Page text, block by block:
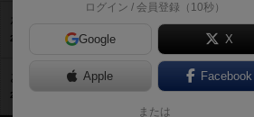
ボードゲームミニチュアペイント会
2022年11月1日 11時56分の投稿
お客様企画！ボードゲーム中古品フリー
2022年9月2日 13時26分の投稿
ログイン / 会員登録（10秒）
Google X
Apple Facebook
または